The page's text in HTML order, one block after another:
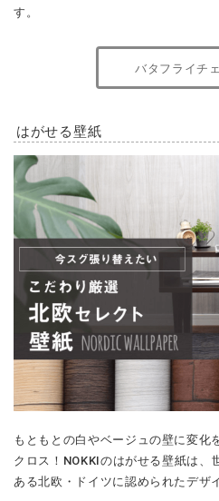
す。
バタフライチ
はがせる壁紙
もともとの白やベージュの壁に変化
クロス！NOKKIのはがせる壁紙は、
ある北欧・ドイツに認められたデザ